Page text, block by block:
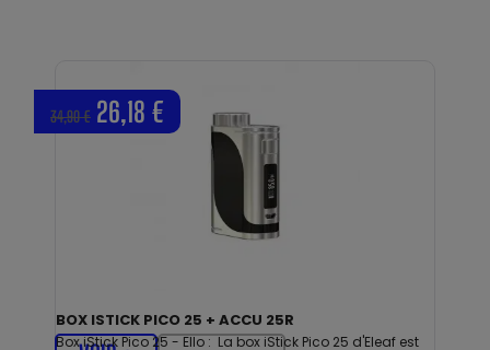
BOX ISTICK PICO 25 + ACCU 25R
Box iStick Pico 25 - Ello : La box iStick Pico 25 d'Eleaf est
34,90 € 26,18 €